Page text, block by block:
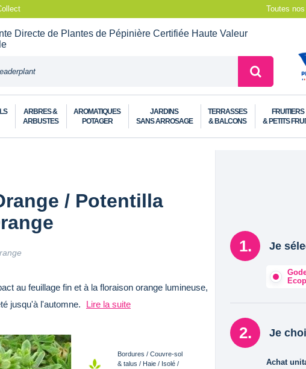
Toutes
Directe de Plantes de Pépinière Certifiée Haute Valeur
ARBRES &
ARBUSTES
AROMATIQUES
POTAGER
JARDINS
SANS ARROSAGE
TERRASSES
& BALCONS
FRUITIERS
& PETITS
/ Potentilla
au feuillage fin et à la floraison orange lumineuse,
jusqu'à l'automne.
Lire la suite
Bordures / Couvre-sol
& talus / Haie / Isolé /
Je
Je
Achat